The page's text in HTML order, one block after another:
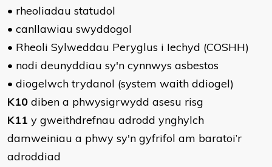
• rheoliadau statudol
• canllawiau swyddogol
• Rheoli Sylweddau Peryglus i Iechyd (COSHH)
• nodi deunyddiau sy'n cynnwys asbestos
• diogelwch trydanol (system waith ddiogel)
K10 diben a phwysigrwydd asesu risg
K11 y gweithdrefnau adrodd ynghylch
damweiniau a phwy sy'n gyfrifol am baratoi’r
adroddiad